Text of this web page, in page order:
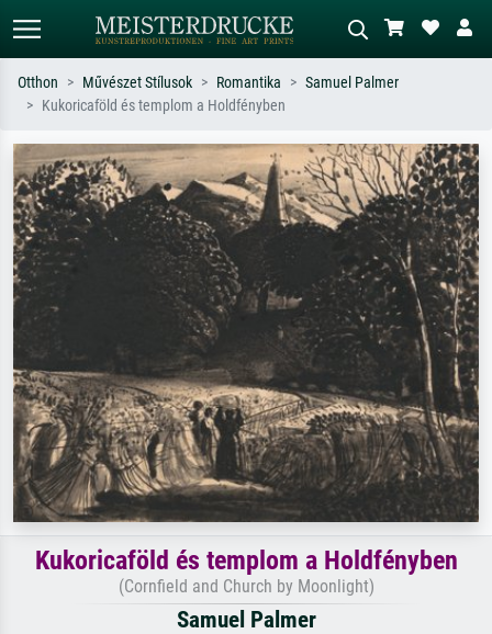
Keressen művész, műcím vagy stílus
szerint – pl. Monet, Csillagos éj,
impresszionizmus, Hokusai-hullám,
akt.
Írja le a jelenetet – pl. zöld rét, sok
piros absztrakt, sötét olajkép, álló akt
egy fa mellett.
Otthon Művészet Stílusok Romantika
Samuel Palmer
Kukoricaföld és templom a Holdfényben
Kukoricaföld és templom a Holdfényben
(Cornfield and Church by Moonlight)
Samuel Palmer